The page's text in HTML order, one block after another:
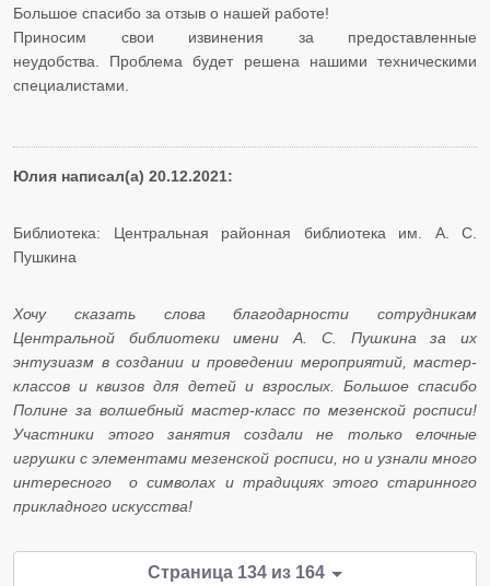
​​​​​​​Большое спасибо за отзыв о нашей работе!
​​​​​​​Приносим свои извинения за предоставленные
неудобства. Проблема будет решена нашими техническими
специалистами.
Юлия написал(а) 20.12.2021:
Библиотека: Центральная районная библиотека им. А. С.
Пушкина
Хочу сказать слова благодарности сотрудникам
Центральной библиотеки имени А. С. Пушкина за их
энтузиазм в создании и проведении мероприятий, мастер-
классов и квизов для детей и взрослых. Большое спасибо
Полине за волшебный мастер-класс по мезенской росписи!
Участники этого занятия создали не только елочные
игрушки с элементами мезенской росписи, но и узнали много
интересного о символах и традициях этого старинного
прикладного искусства!
Страница 134 из 164